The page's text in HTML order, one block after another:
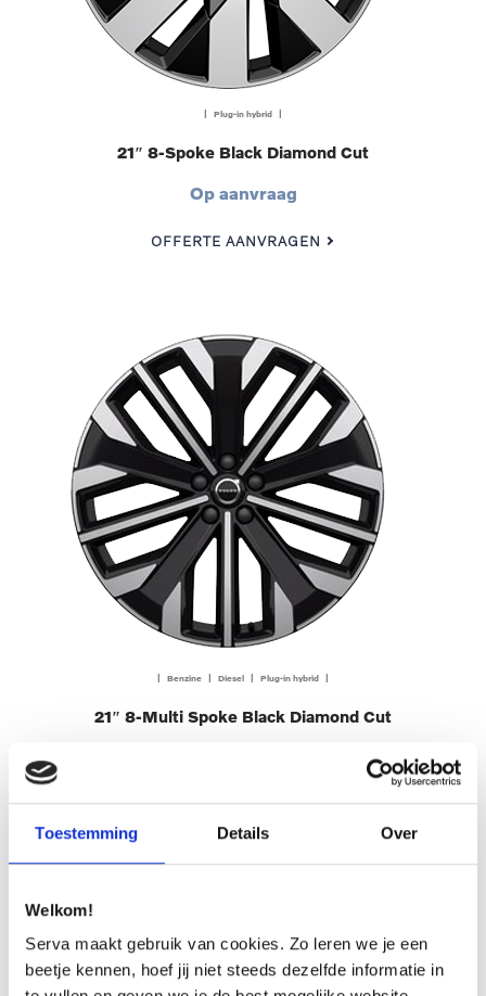
Toestemming Details Over
Welkom!
Serva maakt gebruik van cookies. Zo leren we je een
beetje kennen, hoef jij niet steeds dezelfde informatie in
| Plug-in hybrid |
21″ 8-Spoke Black Diamond Cut
Op aanvraag
OFFERTE AANVRAGEN
| Benzine | Diesel | Plug-in hybrid |
21″ 8-Multi Spoke Black Diamond Cut
OFFERTE AANVRAGEN